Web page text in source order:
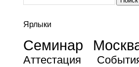
Ярлыки
Семинар
Аттестация